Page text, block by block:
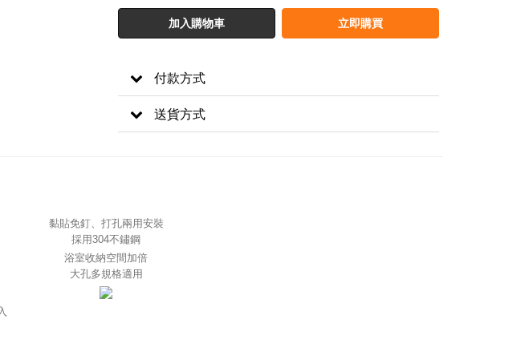
加入購物車 立即購買
付款方式
送貨方式
黏貼免釘、打孔兩用安裝
採用304不鏽鋼
浴室收納空間加倍
大孔多規格適用